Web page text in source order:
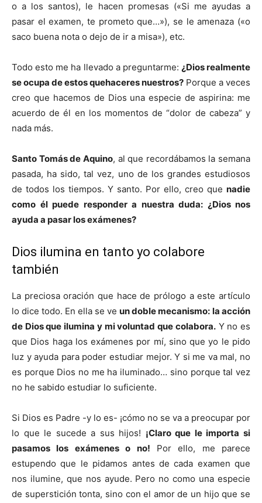
o a los santos), le hacen promesas («Si me ayudas a
pasar el examen, te prometo que…»), se le amenaza («o
saco buena nota o dejo de ir a misa»), etc.
Todo esto me ha llevado a preguntarme: ¿Dios realmente
se ocupa de estos quehaceres nuestros? Porque a veces
creo que hacemos de Dios una especie de aspirina: me
acuerdo de él en los momentos de “dolor de cabeza” y
nada más.
Santo Tomás de Aquino, al que recordábamos la semana
pasada, ha sido, tal vez, uno de los grandes estudiosos
de todos los tiempos. Y santo. Por ello, creo que nadie
como él puede responder a nuestra duda: ¿Dios nos
ayuda a pasar los exámenes?
Dios ilumina en tanto yo colabore
también
La preciosa oración que hace de prólogo a este artículo
lo dice todo. En ella se ve un doble mecanismo: la acción
de Dios que ilumina y mi voluntad que colabora.Y no es
que Dios haga los exámenes por mí, sino que yo le pido
luz y ayuda para poder estudiar mejor. Y si me va mal, no
es porque Dios no me ha iluminado… sino porque tal vez
no he sabido estudiar lo suficiente.
Si Dios es Padre -y lo es- ¡cómo no se va a preocupar por
lo que le sucede a sus hijos! ¡Claro que le importa si
pasamos los exámenes o no! Por ello, me parece
estupendo que le pidamos antes de cada examen que
nos ilumine, que nos ayude. Pero no como una especie
de superstición tonta, sino con el amor de un hijo que se